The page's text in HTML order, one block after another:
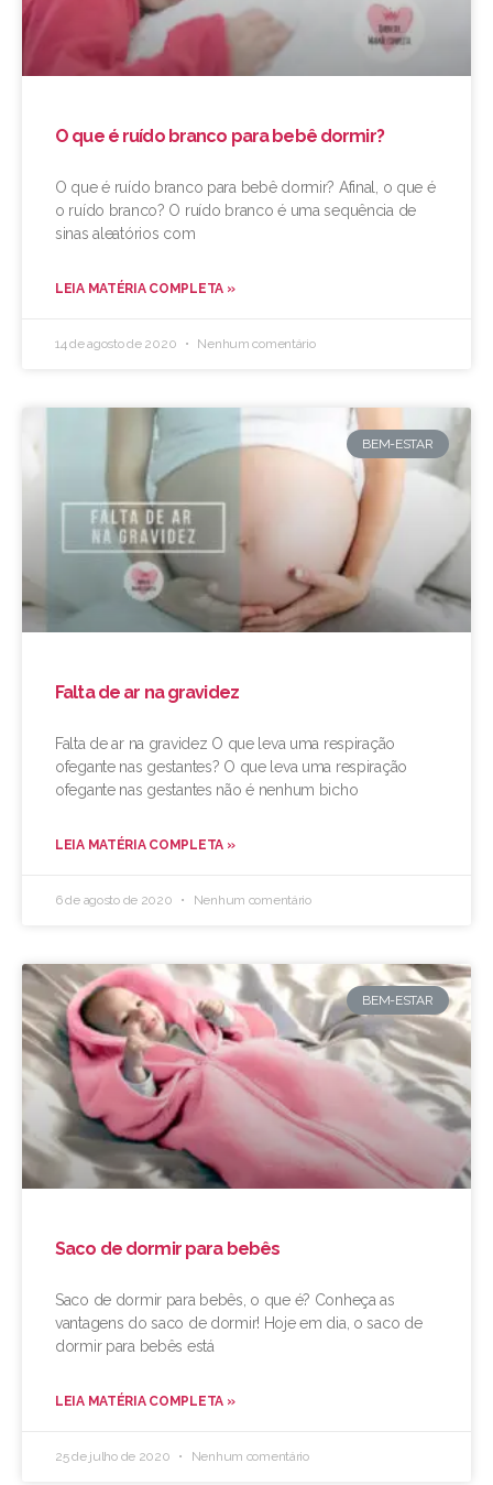
O que é ruído branco para bebê dormir?
O que é ruído branco para bebê dormir? Afinal, o que é
o ruído branco? O ruído branco é uma sequência de
sinas aleatórios com
LEIA MATÉRIA COMPLETA »
14 de agosto de 2020 Nenhum comentário
BEM-ESTAR
Falta de ar na gravidez
Falta de ar na gravidez O que leva uma respiração
ofegante nas gestantes? O que leva uma respiração
ofegante nas gestantes não é nenhum bicho
LEIA MATÉRIA COMPLETA »
6 de agosto de 2020 Nenhum comentário
BEM-ESTAR
Saco de dormir para bebês
Saco de dormir para bebês, o que é? Conheça as
vantagens do saco de dormir! Hoje em dia, o saco de
dormir para bebês está
LEIA MATÉRIA COMPLETA »
25 de julho de 2020 Nenhum comentário